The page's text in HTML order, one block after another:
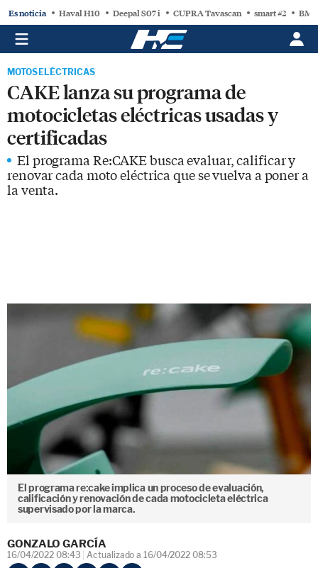
Es noticia Haval H10 Deepal S07 i CUPRA Tavascan smart #2
MOTOS ELÉCTRICAS
CAKE lanza su programa de
motocicletas eléctricas usadas y
certificadas
El programa Re:CAKE busca evaluar, calificar y
renovar cada moto eléctrica que se vuelva a poner a
la venta.
El programa re:cake implica un proceso de evaluación,
calificación y renovación de cada motocicleta eléctrica
supervisado por la marca.
GONZALO GARCÍA
16/04/2022 08:43 Actualizado a 16/04/2022 08:53